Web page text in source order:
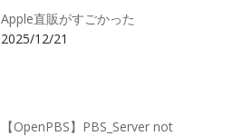
Apple直販がすごかった
2025/12/21
【OpenPBS】PBS_Server not